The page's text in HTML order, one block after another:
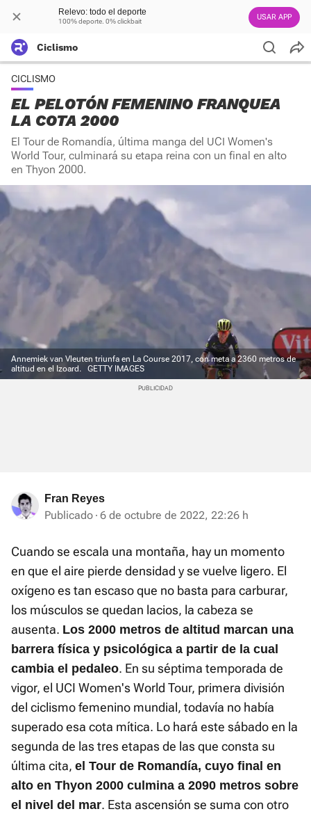
Relevo: todo el deporte
100% deporte. 0% clickbait USAR APP
Ciclismo
CICLISMO
EL PELOTÓN FEMENINO FRANQUEA
LA COTA 2000
El Tour de Romandía, última manga del UCI Women's
World Tour, culminará su etapa reina con un final en alto
en Thyon 2000.
Annemiek van Vleuten triunfa en La Course 2017, con meta a 2360 metros de
altitud en el Izoard.
GETTY IMAGES
Fran Reyes
Publicado 6 de octubre de 2022, 22:26 h
Cuando se escala una montaña, hay un momento
en que el aire pierde densidad y se vuelve ligero. El
oxígeno es tan escaso que no basta para carburar,
los músculos se quedan lacios, la cabeza se
ausenta. Los 2000 metros de altitud marcan una
barrera física y psicológica a partir de la cual
cambia el pedaleo. En su séptima temporada de
vigor, el UCI Women's World Tour, primera división
del ciclismo femenino mundial, todavía no había
superado esa cota mítica. Lo hará este sábado en la
segunda de las tres etapas de las que consta su
última cita, el Tour de Romandía, cuyo final en
alto en Thyon 2000 culmina a 2090 metros sobre
el nivel del mar. Esta ascensión se suma con otro